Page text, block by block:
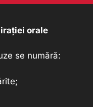
orale
se numără: